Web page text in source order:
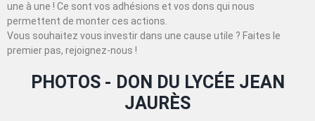
une à une ! Ce sont vos adhésions et vos dons qui nous
permettent de monter ces actions.
Vous souhaitez vous investir dans une cause utile ? Faites le
premier pas, rejoignez-nous !
PHOTOS - DON DU LYCÉE JEAN
JAURÈS